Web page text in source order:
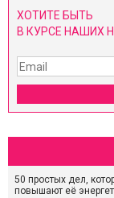
ХОТИТЕ БЫТЬ
В КУРСЕ НАШИХ
50 простых дел,
повышают её